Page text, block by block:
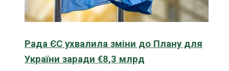
Рада ЄС ухвалила зміни до Плану для
України заради €8,3 млрд